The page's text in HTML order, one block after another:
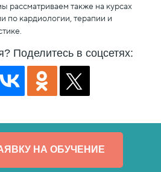
рассматриваем также на курсах
по кардиологии, терапии и
Поделитесь в соцсетях:
НА ОБУЧЕНИЕ